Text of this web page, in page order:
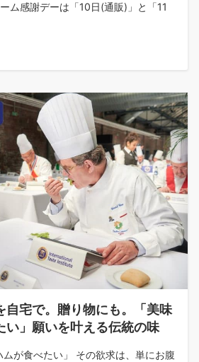
ム感謝デーは「10日(通販)」と「11
自宅で。贈り物にも。「美味
い」願いを叶える伝統の味
ムが食べたい」 その欲求は、単にお腹